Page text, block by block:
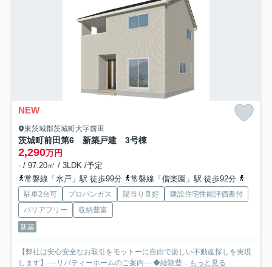
NEW
東茨城郡茨城町大字前田
茨城町前田第6 新築戸建 3号棟
2,290万円
- / 97.20㎡ / 3LDK /予定
常磐線「水戸」駅 徒歩99分
常磐線「偕楽園」駅 徒歩92分
駐車2台可 プロパンガス 陽当り良好
建設住宅性能評価書付
バリアフリー
収納豊富
新築
【弊社は安心安全なお取引をモットーに自由で楽しい不動産探しを実現
します】 ---リバティーホームのご案内--- ◆経験豊... もっと見る